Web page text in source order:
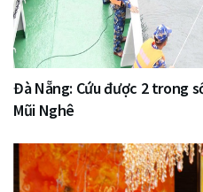
Đà Nẵng: Cứu được 2 trong
Mũi Nghê